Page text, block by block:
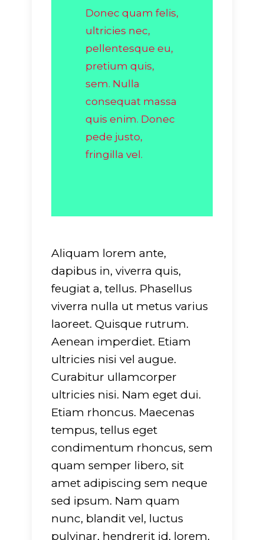
Donec quam felis,
ultricies nec,
pellentesque eu,
pretium quis,
sem. Nulla
consequat massa
quis enim. Donec
pede justo,
fringilla vel.
Aliquam lorem ante,
dapibus in, viverra quis,
feugiat a, tellus. Phasellus
viverra nulla ut metus varius
laoreet. Quisque rutrum.
Aenean imperdiet. Etiam
ultricies nisi vel augue.
Curabitur ullamcorper
ultricies nisi. Nam eget dui.
Etiam rhoncus. Maecenas
tempus, tellus eget
condimentum rhoncus, sem
quam semper libero, sit
amet adipiscing sem neque
sed ipsum. Nam quam
nunc, blandit vel, luctus
pulvinar, hendrerit id, lorem.